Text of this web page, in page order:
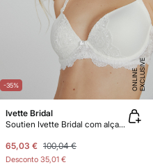
-35% E
X
C
L
U
SI
V
E
O
N
LI
N
E
Ivette Bridal
Soutien Ivette Bridal com alças multiposição e push-up em branco
65,03 € 100,04 €
Desconto 35,01 €